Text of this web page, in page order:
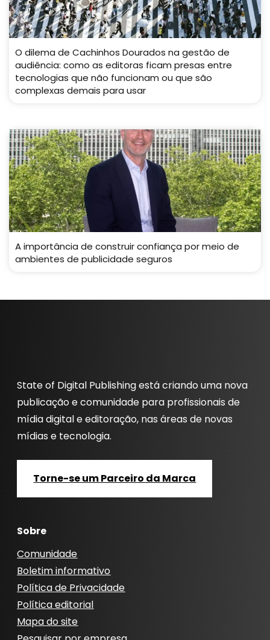
O dilema de Cachinhos Dourados na gestão de
audiência: como as editoras ficam presas entre
tecnologias que não funcionam ou que são
complexas demais para usar
A importância de construir confiança por meio de
ambientes de publicidade seguros
State of Digital Publishing está criando uma nova
publicação e comunidade para profissionais de
mídia digital e editoração, nas áreas de novas
mídias e tecnologia.
Torne-se um Parceiro da Marca
Sobre
Comunidade
Boletim informativo
Política de Privacidade
Política editorial
Mapa do site